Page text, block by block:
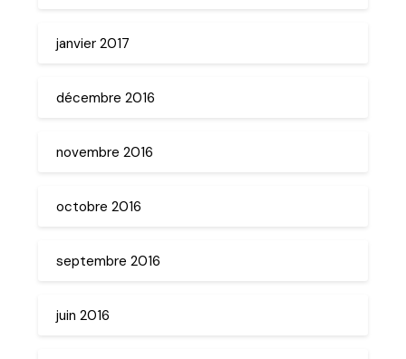
janvier 2017
décembre 2016
novembre 2016
octobre 2016
septembre 2016
juin 2016